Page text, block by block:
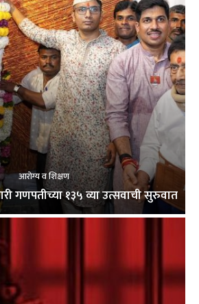
आरोग्य व शिक्षण
गणपतीच्या १३५ व्या उत्सवाची सुरुवात